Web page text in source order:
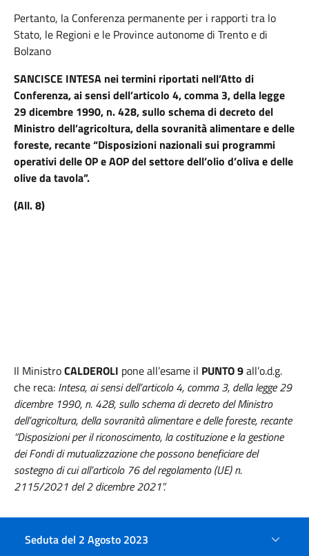
Pertanto, la Conferenza permanente per i rapporti tra lo
Stato, le Regioni e le Province autonome di Trento e di
Bolzano
SANCISCE INTESA nei termini riportati nell’Atto di
Conferenza, ai sensi dell’articolo 4, comma 3, della legge
29 dicembre 1990, n. 428, sullo schema di decreto del
Ministro dell’agricoltura, della sovranità alimentare e delle
foreste, recante “Disposizioni nazionali sui programmi
operativi delle OP e AOP del settore dell’olio d’oliva e delle
olive da tavola”.
(All. 8)
Il MinistroCALDEROLI pone all’esame il PUNTO 9all’o.d.g.
che reca: Intesa, ai sensi dell’articolo 4, comma 3, della legge 29
dicembre 1990, n. 428, sullo schema di decreto del Ministro
dell’agricoltura, della sovranità alimentare e delle foreste, recante
“Disposizioni per il riconoscimento, la costituzione e la gestione
dei Fondi di mutualizzazione che possono beneficiare del
sostegno di cui all’articolo 76 del regolamento (UE) n.
2115/2021 del 2 dicembre 2021”.
Il Presidente FEDRIGA, in nome delle Regioni e delle
Seduta del 2 Agosto 2023